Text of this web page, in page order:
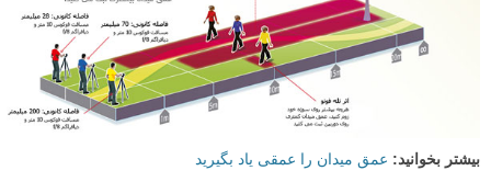
بیشتر بخوانید: عمق میدان را عمقی یاد بگیرید